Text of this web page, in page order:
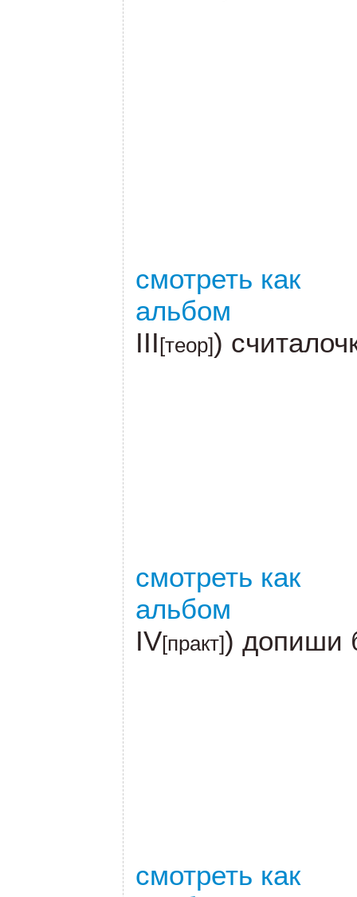
смотреть как
альбом
III[теор])
смотреть как
альбом
IV[практ]) допиши
смотреть как